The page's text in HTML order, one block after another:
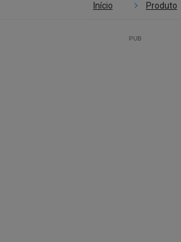
Início Produto